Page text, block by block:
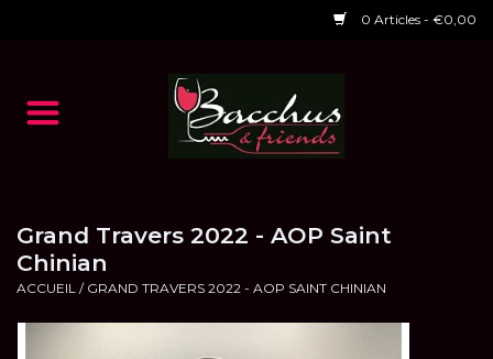
0 Articles - €0,00
Accueil
Dégustations
HORAIRES ET EVENTS 2026
Grand Travers 2022 - AOP Saint
Chinian
ACCUEIL / GRAND TRAVERS 2022 - AOP SAINT CHINIAN